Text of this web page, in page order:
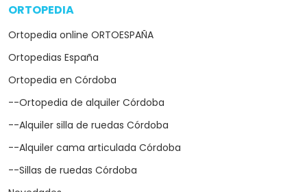
ORTOPEDIA
Ortopedia online ORTOESPAÑA
Ortopedias España
Ortopedia en Córdoba
--Ortopedia de alquiler Córdoba
--Alquiler silla de ruedas Córdoba
--Alquiler cama articulada Córdoba
--Sillas de ruedas Córdoba